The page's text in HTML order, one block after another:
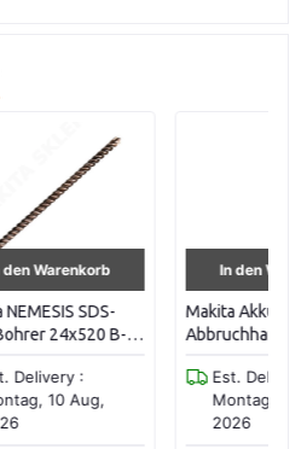
In den Warenkorb
Makita Akku-
Abbruchhammer
Montag, 10 Aug,